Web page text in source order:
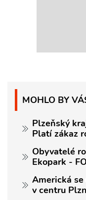
MOHLO BY
Plzeňský
Platí zákaz
Obyvatelé
Ekopark -
Americká
v centru